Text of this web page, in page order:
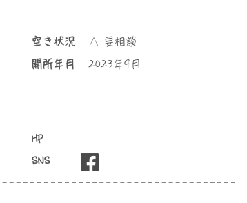
空き状況 △ 要相談
​開所年月 2023年9月
HP
SNS